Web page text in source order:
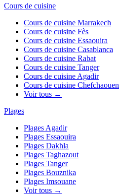
Cours de cuisine
Cours de cuisine Marrakech
Cours de cuisine Fès
Cours de cuisine Essaouira
Cours de cuisine Casablanca
Cours de cuisine Rabat
Cours de cuisine Tanger
Cours de cuisine Agadir
Cours de cuisine Chefchaouen
Voir tous →
Plages
Plages Agadir
Plages Essaouira
Plages Dakhla
Plages Taghazout
Plages Tanger
Plages Bouznika
Plages Imsouane
Voir tous →